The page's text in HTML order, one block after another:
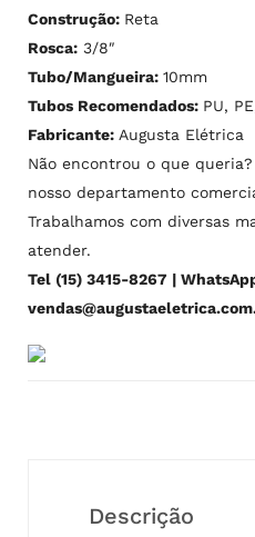
Construção: Reta
Rosca: 3/8″
Tubo/Mangueira: 10mm
Tubos Recomendados: PU,
Fabricante: Augusta Elétrica
Não encontrou o que
nosso departamento
Trabalhamos com diversas
atender.
Tel (15) 3415-8267 |
Descrição